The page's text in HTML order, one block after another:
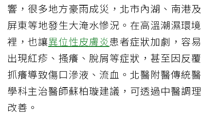
響，很多地方豪雨成災，北市內湖、南港及
屏東等地發生大淹水慘況。在高溫潮濕環境
裡，也讓異位性皮膚炎患者症狀加劇，容易
出現紅疹、搔癢、脫屑等症狀，甚至因反覆
抓癢導致傷口滲液、流血。北醫附醫傳統醫
學科主治醫師蘇柏璇建議，可透過中醫調理
改善。